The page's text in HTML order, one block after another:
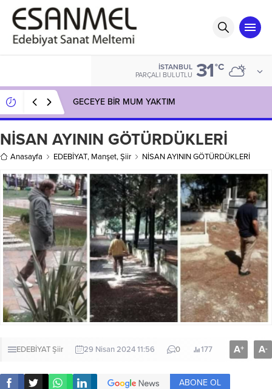
İSTANBUL
PARÇALI BULUTLU 31°C
GECEYE BİR MUM YAKTIM
NİSAN AYININ GÖTÜRDÜKLERİ
Anasayfa EDEBİYAT, Manşet,Şiir NİSAN AYININ GÖTÜRDÜKLERİ
EDEBİYATŞiir 29 Nisan 2024 11:56 0 177 A+ A-
ABONE OL